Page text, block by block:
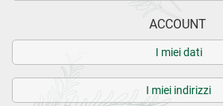
ACCOUNT
I miei dati
I miei indirizzi